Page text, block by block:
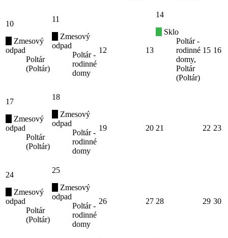
10
Zmesový
odpad
Poltár
(Poltár)
11
Zmesový
odpad
Poltár -
rodinné
domy
12 13
14
Sklo
Poltár -
rodinné
domy,
Poltár
(Poltár)
15 16
17
Zmesový
odpad
Poltár
(Poltár)
18
Zmesový
odpad
Poltár -
rodinné
domy
19 20 21 22 23
24
Zmesový
odpad
Poltár
(Poltár)
25
Zmesový
odpad
Poltár -
rodinné
domy
26 27 28 29 30